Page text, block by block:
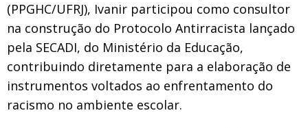
(PPGHC/UFRJ), Ivanir participou como consultor
na construção do Protocolo Antirracista lançado
pela SECADI, do Ministério da Educação,
contribuindo diretamente para a elaboração de
instrumentos voltados ao enfrentamento do
racismo no ambiente escolar.